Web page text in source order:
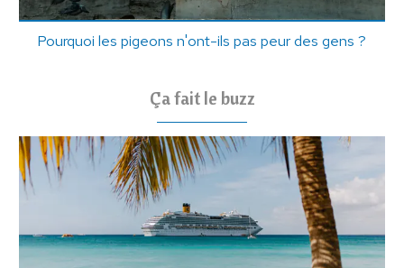
Pourquoi les pigeons n'ont-ils pas peur des gens ?
Ça fait le buzz